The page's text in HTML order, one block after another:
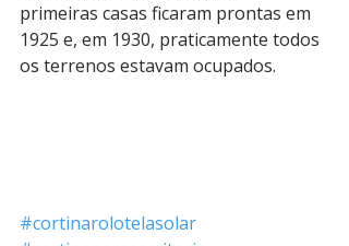
primeiras casas ficaram prontas em
1925 e, em 1930, praticamente todos
os terrenos estavam ocupados.
#cortinarolotelasolar